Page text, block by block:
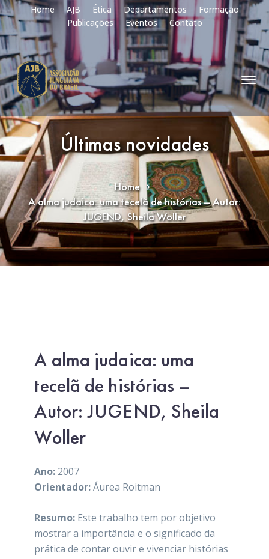
Home AJB Ética Departamentos
Formação
Publicações
Eventos Contato
Últimas novidades
Home
A alma judaica: uma tecelã de histórias – Autor:
JUGEND, Sheila Woller
A alma judaica: uma
tecelã de histórias –
Autor: JUGEND, Sheila
Woller
Ano: 2007
Orientador:Áurea Roitman
Resumo: Este trabalho tem por objetivo
mostrar a importância e o significado da
prática de contar ouvir e vivenciar histórias